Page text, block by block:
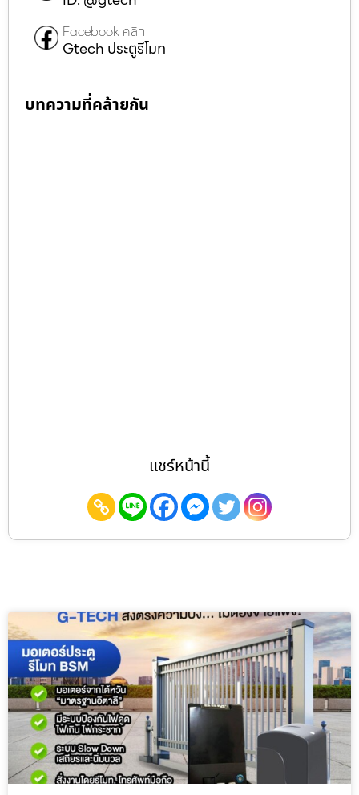
Facebook คลิก
Gtech ประตูรีโมท
บทความที่คล้ายกัน
แชร์หน้านี้